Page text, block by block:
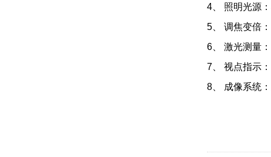
4 、 照明光源
5 、 调焦变倍
6 、 激光测量
7 、 视点指示
8 、 成像系统